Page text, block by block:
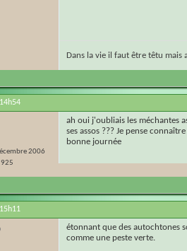
Dans la vie il faut être têtu mais
14h54
2006
925
ah oui j'oubliais les méchantes
ses assos ??? Je pense
bonne journée
15h11
étonnant que des autochtones
comme une peste verte.